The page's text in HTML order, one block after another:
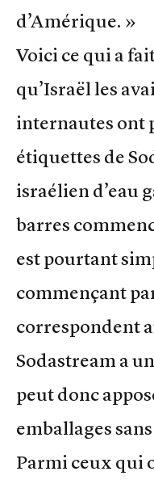
d’Amérique. »
Voici ce qui a
qu’Israël les
internautes ont
étiquettes de
israélien d’eau
barres
est pourtant
commençant
correspondent
Sodastream a
peut donc
emballages
Parmi ceux qui